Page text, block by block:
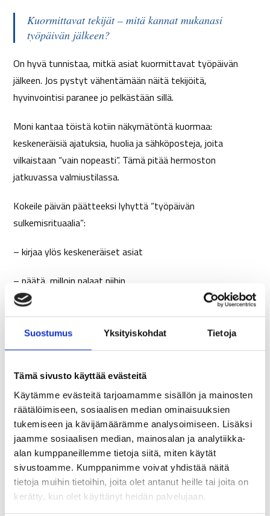
Suostumus Yksityiskohdat Tietoja
Tämä sivusto käyttää evästeitä
Käytämme evästeitä tarjoamamme sisällön ja mainosten
räätälöimiseen, sosiaalisen median ominaisuuksien
tukemiseen ja kävijämäärämme analysoimiseen. Lisäksi
jaamme sosiaalisen median, mainosalan ja analytiikka-
alan kumppaneillemme tietoja siitä, miten käytät
sivustoamme. Kumppanimme voivat yhdistää näitä
tietoja muihin tietoihin, joita olet antanut heille tai joita on
kerätty, kun olet käyttänyt heidän palvelujaan.
Kuormittavat tekijät – mitä kannat mukanasi
työpäivän jälkeen?
On hyvä tunnistaa, mitkä asiat kuormittavat työpäivän
jälkeen. Jos pystyt vähentämään näitä tekijöitä,
hyvinvointisi paranee jo pelkästään sillä.
Moni kantaa töistä kotiin näkymätöntä kuormaa:
keskeneräisiä ajatuksia, huolia ja sähköposteja, joita
vilkaistaan “vain nopeasti”. Tämä pitää hermoston
jatkuvassa valmiustilassa.
Kokeile päivän päätteeksi lyhyttä “työpäivän
sulkemisrituaalia”:
– kirjaa ylös keskeneräiset asiat
– päätä, milloin palaat niihin
– sulje laitteet tietoisesti
Tämä yksinkertainen tapa voi vähentää iltaista stressiä
merkittävästi.
Ulkoilu ja luonnon vaikutus – aliarvostettu
energialähde
Moni viettää koko työpäivän sisätiloissa, etenkin etätöissä.
Raitis ilma ja luonnonvalo piristävät tutkitusti. Lyhytkin
ulkoilu lounaan yhteydessä voi tehdä ihmeitä vireydelle sekä
työpäivän aikana, että sen jälkeen.
Luonnossa oleminen laskee stressihormonitasoja jo